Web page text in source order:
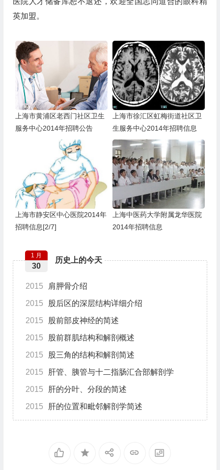
英加盟。
上海市黄浦区老西门社区卫生
服务中心2014年招聘公告
上海市徐汇区虹梅街道社区卫
生服务中心2014年招聘信息
上海市静安区中心医院2014年
招聘信息[2/7]
上海中医药大学附属龙华医院
2014年招聘信息
历史上的今天
1 月
30
2015 肩胛骨介绍
2015 股后区的深层结构详细介绍
2015 股前部皮神经的简述
2015 股前群肌结构和解剖概述
2015 股三角的结构和解剖简述
2015 肝管、胰管与十二指肠汇合部解剖学
2015 肝的分叶、分段的简述
2015 肝的位置和毗邻解剖学简述